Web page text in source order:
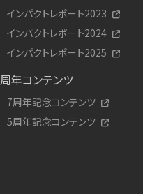
インパクトレポート2023
インパクトレポート2024
インパクトレポート2025
周年コンテンツ
7周年記念コンテンツ
5周年記念コンテンツ